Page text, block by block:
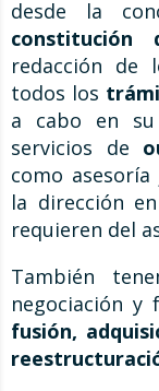
desde la
constitución
redacción de
todos los
a cabo en su
servicios de
como
la dirección
requieren del
También
negociación y
fusión,